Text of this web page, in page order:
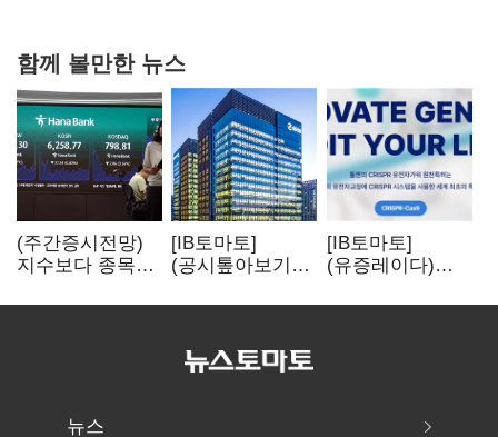
함께 볼만한 뉴스
(주간증시전망)
지수보다 종목…
이어진다
[IB토마토]
(공시톺아보기)
바로 매출로
[IB토마토]
(유증레이다)
3분의 1 토막…
뉴스